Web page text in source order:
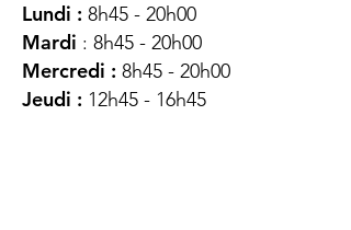
Lundi : 8h45 - 20h00
Mardi : 8h45 - 20h00
Mercredi : 8h45 - 20h00
Jeudi : 12h45 - 16h45